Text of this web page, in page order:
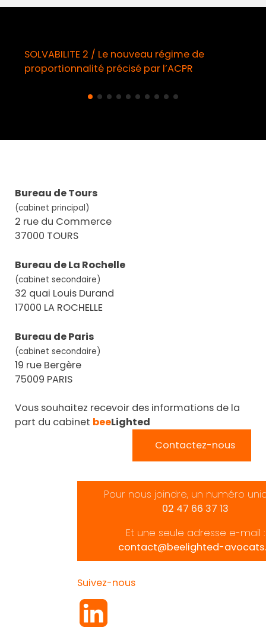
SOLVABILITE 2 / Le nouveau régime de
proportionnalité précisé par l’ACPR
Bureau de Tours
(cabinet principal)
2 rue du Commerce
37000 TOURS
Bureau de La Rochelle
(cabinet secondaire)
32 quai Louis Durand
17000 LA ROCHELLE
Bureau de Paris
(cabinet secondaire)
19 rue Bergère
75009 PARIS
Vous souhaitez recevoir des informations de la
part du cabinet beeLighted
Contactez-nous
Pour nous joindre, un numéro
02 47 66 37 13
Et une seule adresse e-mail :
contact@beelighted-
Suivez-nous